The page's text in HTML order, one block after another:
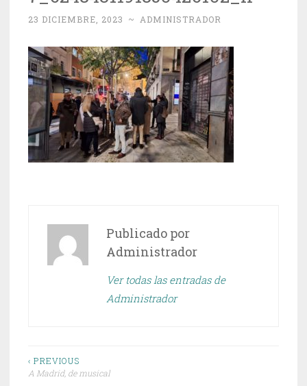
23 DICIEMBRE, 2023 ~ ADMINISTRADOR
Publicado por
Administrador
Ver todas las entradas de
Administrador
Navegación
‹ PREVIOUS
A Madrid, de musical